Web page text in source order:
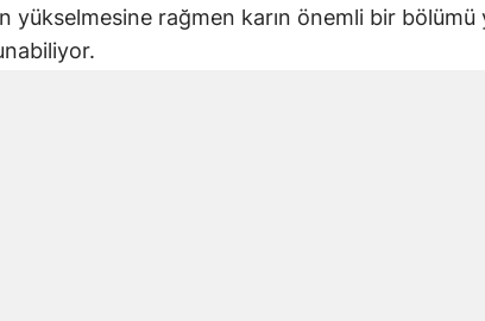
yükselmesine rağmen karın önemli bir bölümü